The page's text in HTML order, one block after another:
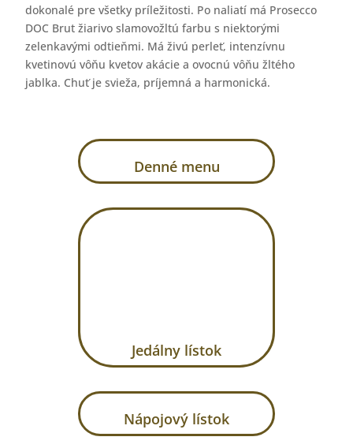
dokonalé pre všetky príležitosti. Po naliatí má Prosecco
DOC Brut žiarivo slamovožltú farbu s niektorými
zelenkavými odtieňmi. Má živú perleť, intenzívnu
kvetinovú vôňu kvetov akácie a ovocnú vôňu žltého
jablka. Chuť je svieža, príjemná a harmonická.
Denné menu
Jedálny lístok
Nápojový lístok